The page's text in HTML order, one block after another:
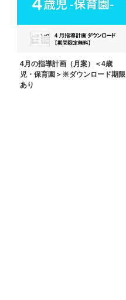
4月の指導計画（月案）＜4歳
児・保育園＞※ダウンロード期限
あり